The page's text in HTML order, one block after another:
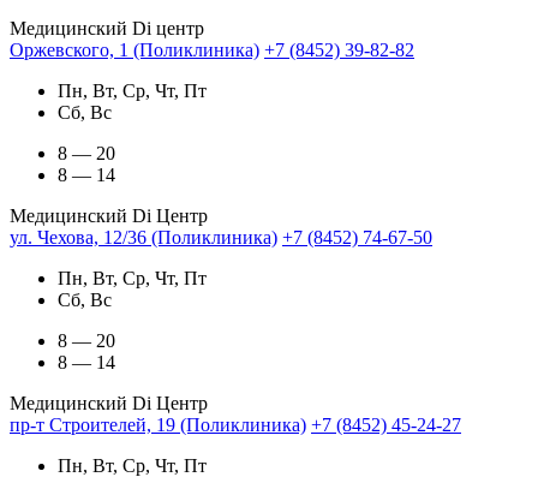
Медицинский Di центр
Оржевского, 1 (Поликлиника) +7 (8452) 39-82-82
Пн, Вт, Ср, Чт, Пт
Сб, Вс
8 — 20
8 — 14
Медицинский Di Центр
ул. Чехова, 12/36 (Поликлиника) +7 (8452) 74-67-50
Пн, Вт, Ср, Чт, Пт
Сб, Вс
8 — 20
8 — 14
Медицинский Di Центр
пр-т Строителей, 19 (Поликлиника) +7 (8452) 45-24-27
Пн, Вт, Ср, Чт, Пт